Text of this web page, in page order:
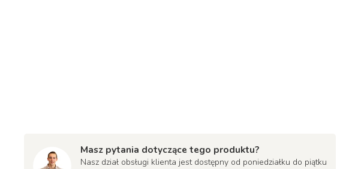
Masz pytania dotyczące tego produktu?
Nasz dział obsługi klienta jest dostępny od poniedziałku do piątku